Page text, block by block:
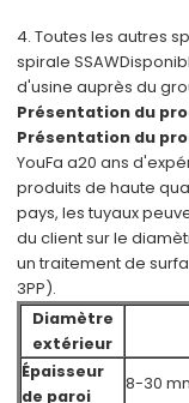
4. Toutes les autres
spirale SSAW
d'usine auprès du
Présentation du
Présentation du
YouFa a20 ans
produits de haute
pays, les tuyaux
du client sur le
un traitement de
3PP).
Diamètre
extérieur
Épaisseur
de paroi
8-30